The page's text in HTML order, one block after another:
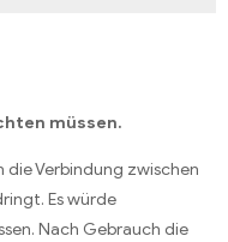
müssen.
die Verbindung zwischen
Es würde
Nach Gebrauch die